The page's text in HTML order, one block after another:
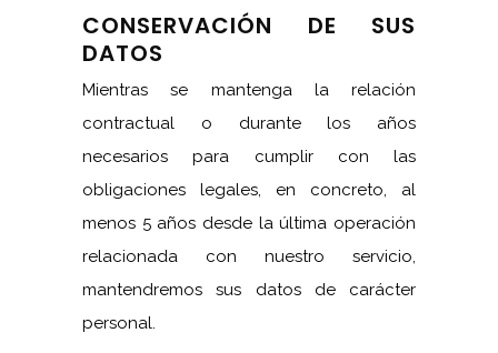
CONSERVACIÓN DE SUS
DATOS
Mientras se mantenga la relación
contractual o durante los años
necesarios para cumplir con las
obligaciones legales, en concreto, al
menos 5 años desde la última operación
relacionada con nuestro servicio,
mantendremos sus datos de carácter
personal.